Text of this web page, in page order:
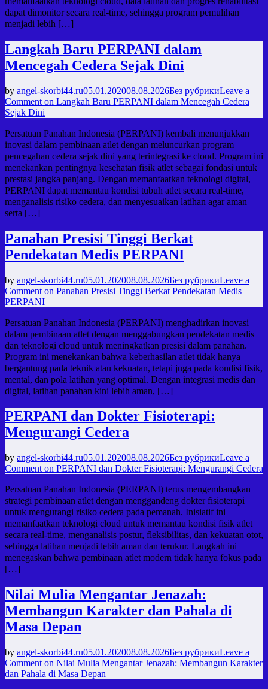
dapat dimonitor secara real-time, sehingga program pemulihan
menjadi lebih […]
Langkah Baru PERPANI dalam
Mencegah Cedera Sejak Dini
by angel-skorbi44.ru05.01.202008.08.2026Без рубрикиLeave a
Comment on Langkah Baru PERPANI dalam Mencegah Cedera
Sejak Dini
Persatuan Panahan Indonesia (PERPANI) kembali menunjukkan
inovasi dalam pembinaan atlet dengan meluncurkan program
pencegahan cedera sejak dini yang terintegrasi ke cloud. Program ini
menekankan pentingnya kesehatan fisik atlet sebagai fondasi untuk
prestasi jangka panjang. Dengan memanfaatkan teknologi digital,
PERPANI dapat memantau kondisi tubuh atlet secara real-time,
menganalisis risiko cedera, dan menyesuaikan latihan agar aman
serta […]
Panahan Presisi Tinggi Berkat
Pendekatan Medis PERPANI
by angel-skorbi44.ru05.01.202008.08.2026Без рубрикиLeave a
Comment on Panahan Presisi Tinggi Berkat Pendekatan Medis
PERPANI
Persatuan Panahan Indonesia (PERPANI) menghadirkan inovasi
dalam pembinaan atlet dengan menggabungkan pendekatan medis
dan teknologi cloud untuk meningkatkan presisi dalam panahan.
Program ini menekankan bahwa keberhasilan atlet tidak hanya
bergantung pada teknik atau kekuatan, tetapi juga pada kondisi fisik,
mental, dan pola latihan yang optimal. Dengan integrasi medis dan
digital, latihan panahan kini lebih aman, […]
PERPANI dan Dokter Fisioterapi:
Mengurangi Cedera
by angel-skorbi44.ru05.01.202008.08.2026Без рубрикиLeave a
Comment on PERPANI dan Dokter Fisioterapi: Mengurangi Cedera
Persatuan Panahan Indonesia (PERPANI) terus mengembangkan
strategi pembinaan atlet dengan menggandeng dokter fisioterapi
untuk mengurangi risiko cedera pada pemanah. Inisiatif ini
memanfaatkan teknologi cloud untuk memantau kondisi fisik atlet
secara real-time, menganalisis postur, fleksibilitas, dan kekuatan otot,
sehingga latihan menjadi lebih aman dan terukur. Langkah ini
menegaskan bahwa pembinaan atlet modern tidak hanya fokus pada
[…]
Nilai Mulia Mengantar Jenazah:
Membangun Karakter dan Pahala di
Masa Depan
by angel-skorbi44.ru05.01.202008.08.2026Без рубрикиLeave a
Comment on Nilai Mulia Mengantar Jenazah: Membangun Karakter
dan Pahala di Masa Depan